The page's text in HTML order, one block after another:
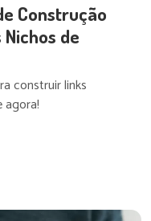
Construção
de
construir links
agora!